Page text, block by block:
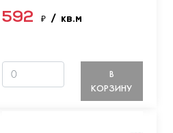
592 ₽ / кв.м
В
КОРЗИНУ